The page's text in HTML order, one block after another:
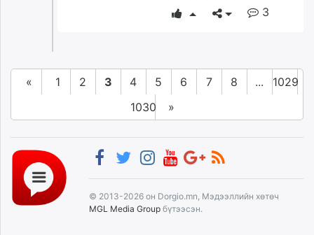
3
« 1 2 3 4 5 6 7 8 ...
1029
1030
»
© 2013-2026 он Dorgio.mn, Мэдээллийн хөтөч
MGL Media Group бүтээсэн.